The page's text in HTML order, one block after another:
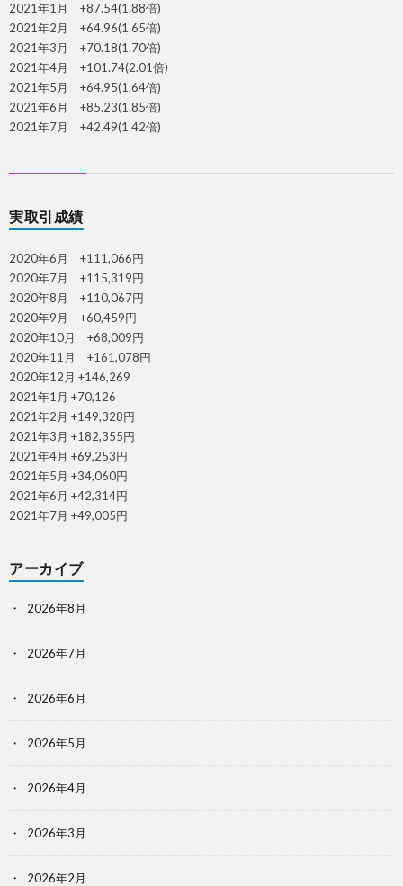
2021年1月 +87.54(1.88倍)
2021年2月 +64.96(1.65倍)
2021年3月 +70.18(1.70倍)
2021年4月 +101.74(2.01倍)
2021年5月 +64.95(1.64倍)
2021年6月 +85.23(1.85倍)
2021年7月 +42.49(1.42倍)
実取引成績
2020年6月 +111,066円
2020年7月 +115,319円
2020年8月 +110,067円
2020年9月 +60,459円
2020年10月 +68,009円
2020年11月 +161,078円
2020年12月 +146,269
2021年1月 +70,126
2021年2月 +149,328円
2021年3月 +182,355円
2021年4月 +69,253円
2021年5月 +34,060円
2021年6月 +42,314円
2021年7月 +49,005円
アーカイブ
2026年8月
2026年7月
2026年6月
2026年5月
2026年4月
2026年3月
2026年2月